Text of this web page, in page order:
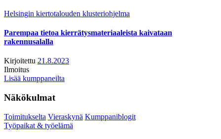
Helsingin kiertotalouden klusteriohjelma
Parempaa tietoa kierrätysmateriaaleista kaivataan
rakennusalalla
Kirjoitettu 21.8.2023
Ilmoitus
Lisää kumppaneilta
Näkökulmat
Toimitukselta Vieraskynä Kumppaniblogit
Työpaikat & työelämä